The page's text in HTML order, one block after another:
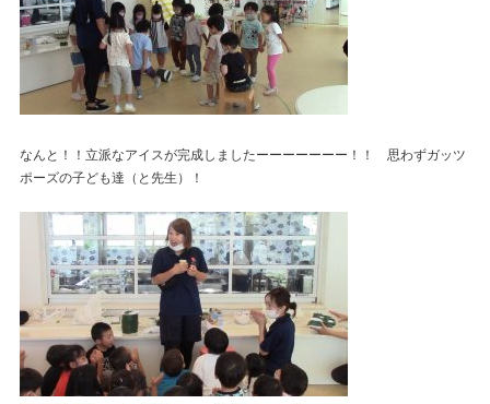
なんと！！立派なアイスが完成しましたーーーーーーー！！ 思わずガッツ
ポーズの子ども達（と先生）！